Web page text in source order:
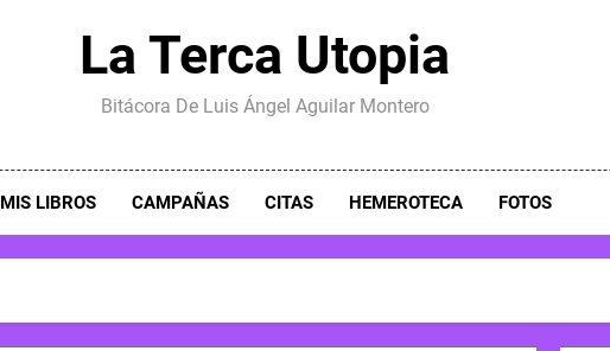
La Terca Utopia
Bitácora De Luis Ángel Aguilar Montero
MIS LIBROS CAMPAÑAS CITAS HEMEROTECA FOTOS